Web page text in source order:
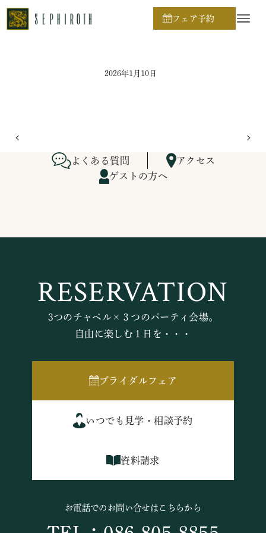
フェア予約
ホーム
2026年1月10日
よくある質問
アクセス
ゲストの方へ
RESERVATION
3つのチャペル×３つのパーティ会場。
自由に楽しむ１日を・・・
ブライダルフェア
いつでも見学・相談予約
資料請求
お電話でのお問い合せはこちらから